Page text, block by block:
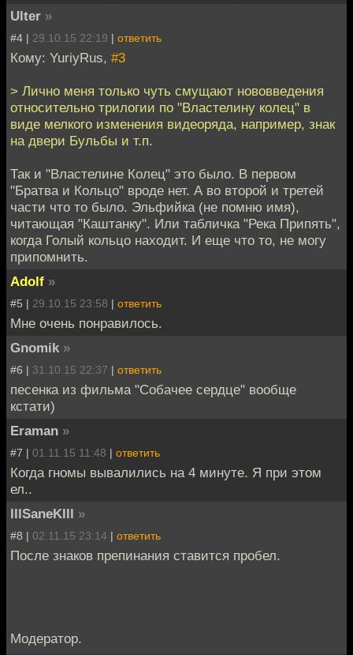
Ulter »
#4 | 29.10.15 22:19 | ответить
Кому: YuriyRus, #3
> Лично меня только чуть смущают нововведения
относительно трилогии по "Властелину колец" в
виде мелкого изменения видеоряда, например, знак
на двери Бульбы и т.п.
Так и "Властелине Колец" это было. В первом
"Братва и Кольцо" вроде нет. А во второй и третей
части что то было. Эльфийка (не помню имя),
читающая "Каштанку". Или табличка "Река Припять",
когда Голый кольцо находит. И еще что то, не могу
припомнить.
Adolf »
#5 | 29.10.15 23:58 | ответить
Мне очень понравилось.
Gnomik »
#6 | 31.10.15 22:37 | ответить
песенка из фильма "Собачее сердце" вообще
кстати)
Eraman »
#7 | 01.11.15 11:48 | ответить
Когда гномы вывалились на 4 минуте. Я при этом
ел..
lllSaneKlll »
#8 | 02.11.15 23:14 | ответить
После знаков препинания ставится пробел.
Модератор.